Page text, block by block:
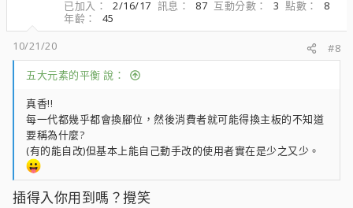
：
已加入 2/16/17 訊息 87 互動分數 3 點數
8
年齡
45
10/21/20
#8
五大元素的平衡 說：
真香!!
每一代都幾乎都會換腳位，然後消費者就可能得換主板的不知道
要稱為什麼?
(有的能自改)但基本上能自己動手改的使用者實在是少之又少。
插得入你用到嗎？攪笑